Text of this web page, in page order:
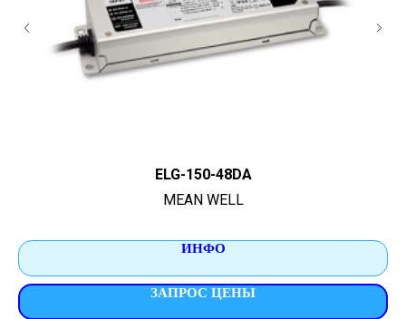
ELG-150-48DA
MEAN WELL
ИНФО
ЗАПРОС ЦЕНЫ